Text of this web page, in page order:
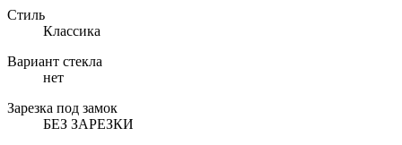
Стиль
Классика
Вариант стекла
нет
Зарезка под замок
БЕЗ ЗАРЕЗКИ